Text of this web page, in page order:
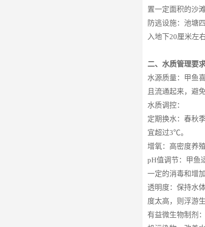
置一定面积的沙
防逃设施：池塘
入地下20厘米左
二、水质管理要
水源质量：甲鱼
且流通起来，避
水质调控：
定期换水：春秋
宜超过3℃。
增氧：高密度养
pH值调节：甲鱼
一定的消毒和增
透明度：保持水
度太高，则浮游
有益微生物制剂